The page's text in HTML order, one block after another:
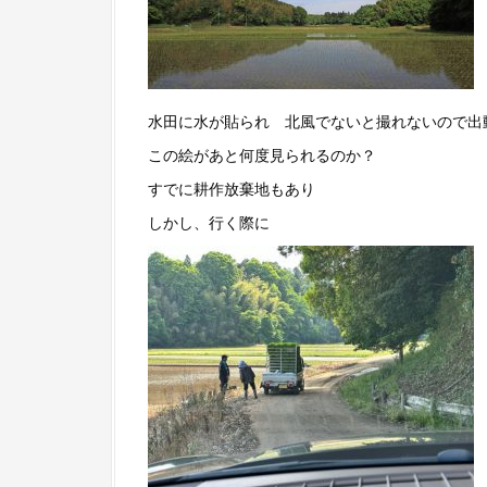
水田に水が貼られ 北風でないと撮れないので出
この絵があと何度見られるのか？
すでに耕作放棄地もあり
しかし、行く際に